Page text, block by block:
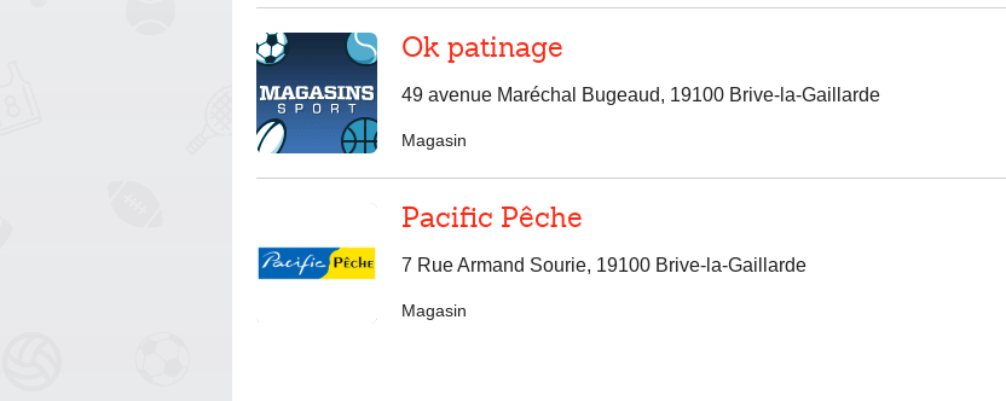
Ok patinage
49 avenue Maréchal Bugeaud, 19100 Brive-la-Gaillarde
Magasin
Pacific Pêche
7 Rue Armand Sourie, 19100 Brive-la-Gaillarde
Magasin